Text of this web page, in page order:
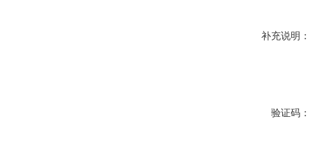
补充说明：
验证码：